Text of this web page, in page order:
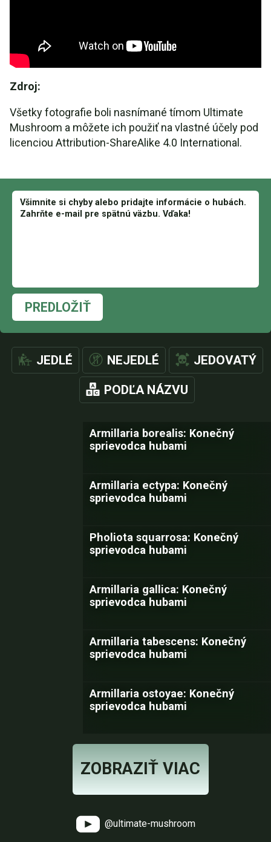
Zdroj:
Všetky fotografie boli nasnímané tímom Ultimate
Mushroom a môžete ich použiť na vlastné účely pod
licenciou Attribution-ShareAlike 4.0 International.
PREDLOŽIŤ
JEDLÉ NEJEDLÉ JEDOVATÝ
PODĽA NÁZVU
Armillaria borealis: Konečný
sprievodca hubami
Armillaria ectypa: Konečný
sprievodca hubami
Pholiota squarrosa: Konečný
sprievodca hubami
Armillaria gallica: Konečný
sprievodca hubami
Armillaria tabescens: Konečný
sprievodca hubami
Armillaria ostoyae: Konečný
sprievodca hubami
ZOBRAZIŤ VIAC
@ultimate-mushroom